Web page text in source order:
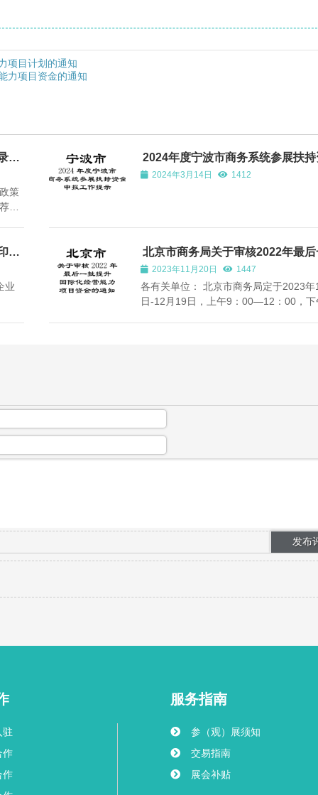
项目计划的通知
力项目资金的通知
公
策
和
促
2024年度宁波市商务系统参展扶
报工作提示
2024年3月14日 1412
发
业
北京市商务局关于审核2022年最
升国际化经营能力项目资金的通知
2023年11月20日 1447
各有关单位： 北京市商务局定于2023
日-12月19日，上午9：00―12：00，下
驻
作
作
服务指南
参（观）展须知
交易指南
展会补贴